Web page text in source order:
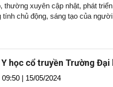
thường xuyên cập nhật, phát
tính chủ động, sáng tạo của
học cổ truyền Trường Đại
09:50 | 15/05/2024